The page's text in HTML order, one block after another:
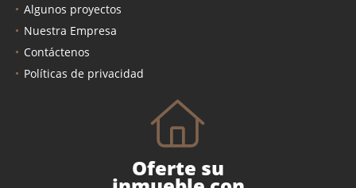
Algunos proyectos
Nuestra Empresa
Contáctenos
Políticas de privacidad
Oferte su